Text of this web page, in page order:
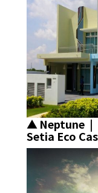
▲Neptune |
Setia Eco